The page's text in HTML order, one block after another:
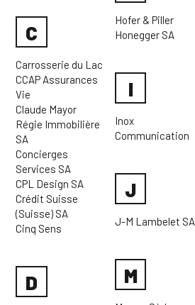
C
Carrosserie du Lac
CCAP Assurances
Vie
Claude Mayor
Régie Immobilière
SA
Concierges
Services SA
CPL Design SA
Crédit Suisse
(Suisse) SA
Cinq Sens
D
Hofer & Piller
Honegger SA
I
Inox
Communication
J
J-M Lambelet SA
M